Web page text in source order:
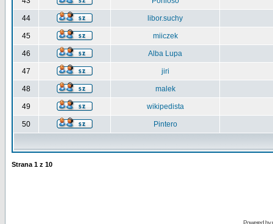
44 libor.suchy
45 miiczek
46 Alba Lupa
47 jiri
48 malek
49 wikipedista
50 Pintero
Strana 1 z 10
Powered by